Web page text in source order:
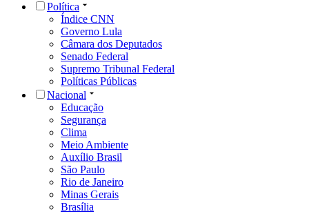
Política
Índice CNN
Governo Lula
Câmara dos Deputados
Senado Federal
Supremo Tribunal Federal
Políticas Públicas
Nacional
Educação
Segurança
Clima
Meio Ambiente
Auxílio Brasil
São Paulo
Rio de Janeiro
Minas Gerais
Brasília